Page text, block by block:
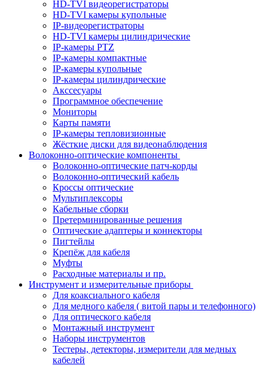
HD-TVI видеорегистраторы
HD-TVI камеры купольные
IP-видеорегистраторы
HD-TVI камеры цилиндрические
IP-камеры PTZ
IP-камеры компактные
IP-камеры купольные
IP-камеры цилиндрические
Акссесуары
Программное обеспечение
Мониторы
Карты памяти
IP-камеры тепловизионные
Жёсткие диски для видеонаблюдения
Волоконно-оптические компоненты
Волоконно-оптические патч-корды
Волоконно-оптический кабель
Кроссы оптические
Мультиплексоры
Кабельные сборки
Претерминированные решения
Оптические адаптеры и коннекторы
Пигтейлы
Крепёж для кабеля
Муфты
Расходные материалы и пр.
Инструмент и измерительные приборы
Для коаксиального кабеля
Для медного кабеля ( витой пары и телефонного)
Для оптического кабеля
Монтажный инструмент
Наборы инструментов
Тестеры, детекторы, измерители для медных
кабелей